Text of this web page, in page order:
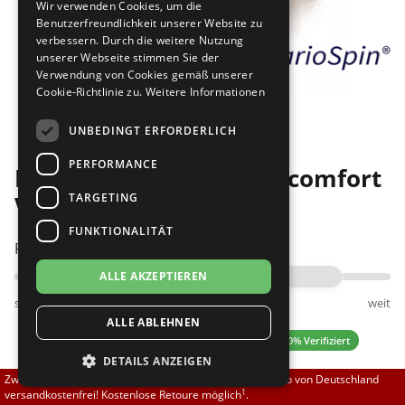
Brautschuhe
Sneaker
Übergrößen 43-44
Flexerinas
Merlet
Nueva Epoca
RayRose
Rummos
Rumpf
SoDanca
TopTanz
Bilder
Diamant 170-113-092-Y comfort
Variospin
Passt am besten bei Fußweite:
schmal normal weit
0.00 (0 Bewertungen) ✓ 100% Verifiziert
Zwischen 70,00 EUR und 800,00 EUR liefern wir innerhalb von Deutschland
versandkostenfrei! Kostenlose Retoure möglich1.
Wir verwenden Cookies, um die
Benutzerfreundlichkeit unserer Website zu
verbessern. Durch die weitere Nutzung
unserer Webseite stimmen Sie der
Verwendung von Cookies gemäß unserer
Cookie-Richtlinie zu. Weitere Informationen
UNBEDINGT ERFORDERLICH
PERFORMANCE
TARGETING
FUNKTIONALITÄT
ALLE AKZEPTIEREN
ALLE ABLEHNEN
DETAILS ANZEIGEN